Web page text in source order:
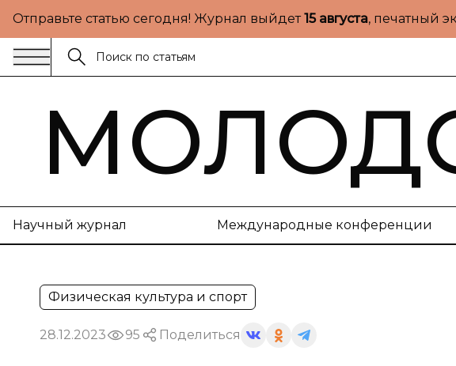
Отправьте статью сегодня! Журнал выйдет15 августа, печатный
Научный журнал Международные конференции
Физическая культура и спорт
28.12.2023 95 Поделиться